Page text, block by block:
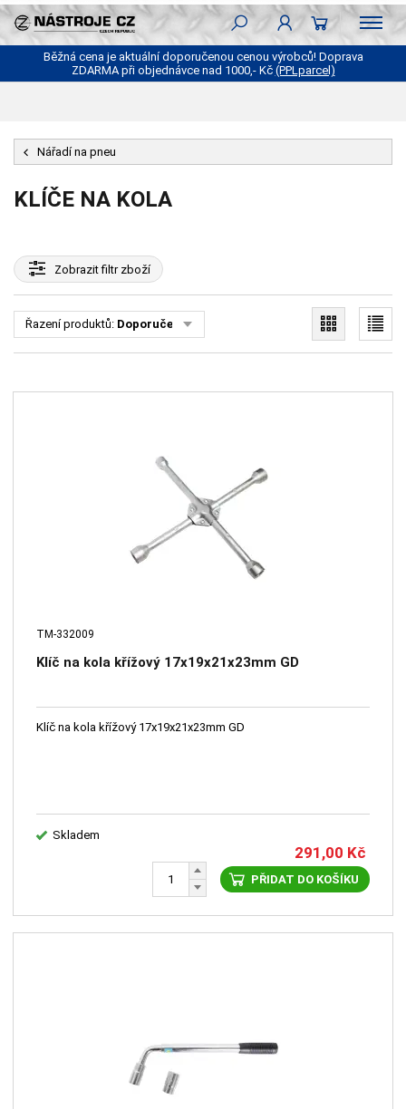
Běžná cena je aktuální doporučenou cenou výrobců! Doprava
ZDARMA při objednávce nad 1000,- Kč (PPLparcel)
Nářadí na pneu
KLÍČE NA KOLA
Zobrazitfiltr zboží
Řazení produktů: Doporučené
TM-332009
Klíč na kola křížový 17х19х21х23mm GD
Klíč na kola křížový 17х19х21х23mm GD
Skladem
291,00 Kč
PŘIDAT DO KOŠÍKU